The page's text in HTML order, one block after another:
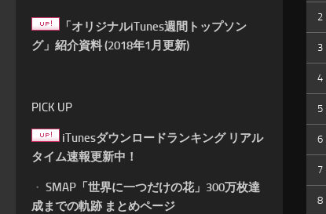
2
3
4
5
6
7
8
「オリジナルiTunes週間トップソン
グ」紹介資料 (2018年1月更新)
PICK UP
iTunesダウンロードランキング リアル
タイム速報更新中！
・ SMAP「世界に一つだけの花」300万枚達
成までの軌跡 まとめページ